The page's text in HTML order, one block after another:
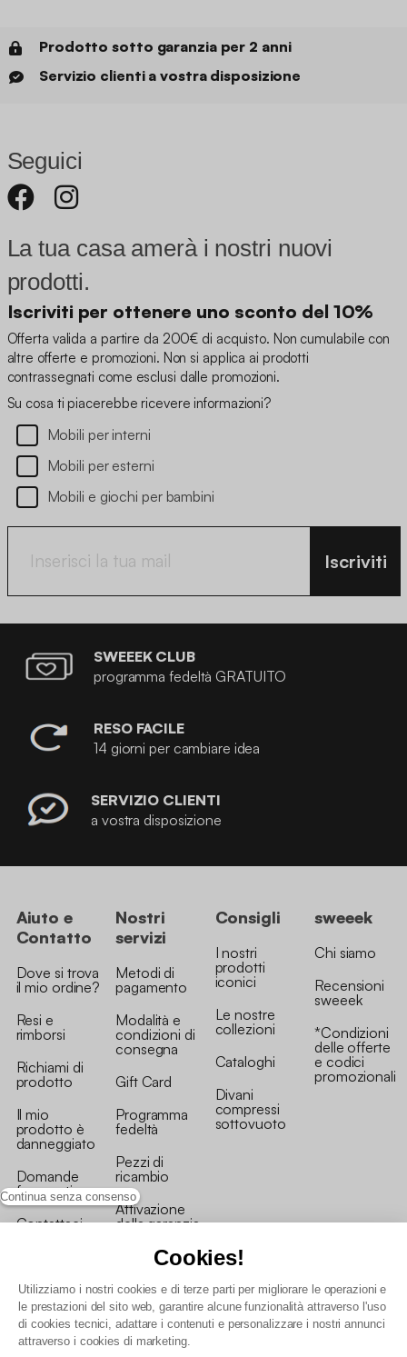
Continua senza consenso
Cookies!
Utilizziamo i nostri cookies e di terze parti per migliorare le operazioni e
le prestazioni del sito web, garantire alcune funzionalità attraverso l'uso
di cookies tecnici, adattare i contenuti e personalizzare i nostri annunci
attraverso i cookies di marketing.
Prodotto sotto garanzia per 2 anni
Servizio clienti a vostra disposizione
Seguici
La tua casa amerà i nostri nuovi
prodotti.
Iscriviti per ottenere uno sconto del 10%
Offerta valida a partire da 200€ di acquisto. Non cumulabile con
altre offerte e promozioni. Non si applica ai prodotti
contrassegnati come esclusi dalle promozioni.
Su cosa ti piacerebbe ricevere informazioni?
Mobili per interni
Mobili per esterni
Mobili e giochi per bambini
Iscriviti
SWEEEK CLUB
programma fedeltà GRATUITO
RESO FACILE
14 giorni per cambiare idea
SERVIZIO CLIENTI
a vostra disposizione
Aiuto e
Contatto
Dove si trova
il mio ordine?
Resi e
rimborsi
Richiami di
prodotto
Il mio
prodotto è
danneggiato
Domande
frequenti
Contattaci
Nostri
servizi
Metodi di
pagamento
Modalità e
condizioni di
consegna
Gift Card
Programma
fedeltà
Pezzi di
ricambio
Attivazione
della garanzia
Consigli
I nostri
prodotti
iconici
Le nostre
collezioni
Cataloghi
Divani
compressi
sottovuoto
sweeek
Chi siamo
Recensioni
sweeek
*Condizioni
delle offerte
e codici
promozionali
Condizioni generali vendita